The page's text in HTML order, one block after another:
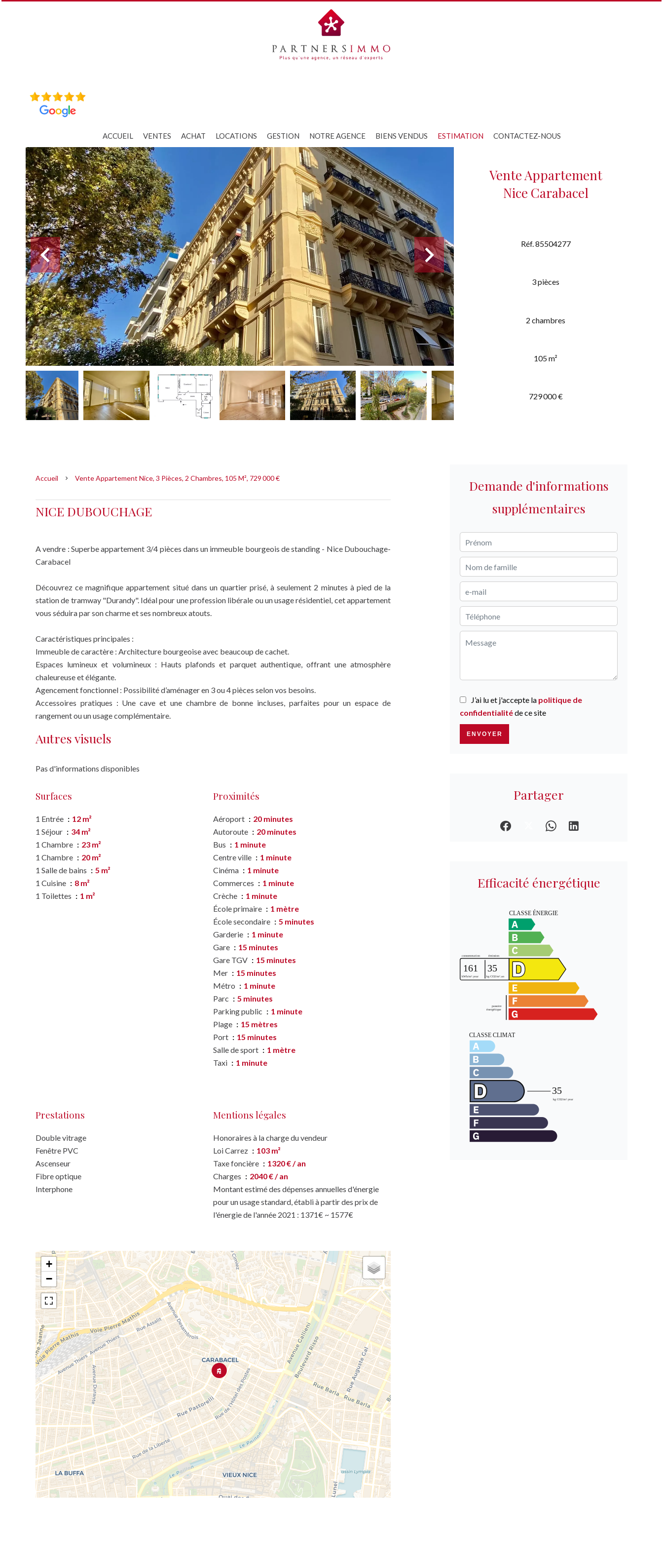
ACCUEIL VENTES ACHAT LOCATIONS GESTION NOTRE AGENCE BIENS VENDUS ESTIMATION CONTACTEZ-NOUS
Vente Appartement
Nice Carabacel
Réf. 85504277
3 pièces
2 chambres
105 m²
729 000 €
Accueil Vente Appartement Nice, 3 Pièces, 2 Chambres, 105 M², 729 000 €
NICE DUBOUCHAGE
A vendre : Superbe appartement 3/4 pièces dans un immeuble bourgeois de standing - Nice Dubouchage-
Carabacel
Découvrez ce magnifique appartement situé dans un quartier prisé, à seulement 2 minutes à pied de la
station de tramway "Durandy". Idéal pour une profession libérale ou un usage résidentiel, cet appartement
vous séduira par son charme et ses nombreux atouts.
Caractéristiques principales :
Immeuble de caractère : Architecture bourgeoise avec beaucoup de cachet.
Espaces lumineux et volumineux : Hauts plafonds et parquet authentique, offrant une atmosphère
chaleureuse et élégante.
Agencement fonctionnel : Possibilité d’aménager en 3 ou 4 pièces selon vos besoins.
Accessoires pratiques : Une cave et une chambre de bonne incluses, parfaites pour un espace de
rangement ou un usage complémentaire.
Autres visuels
Pas d'informations disponibles
Surfaces
1 Entrée
12 m²
1 Séjour
34 m²
1 Chambre
23 m²
1 Chambre
20 m²
1 Salle de bains
5 m²
1 Cuisine
8 m²
1 Toilettes
1 m²
Proximités
Aéroport
20 minutes
Autoroute
20 minutes
Bus
1 minute
Centre ville
1 minute
Cinéma
1 minute
Commerces
1 minute
Crèche
1 minute
École primaire
1 mètre
École secondaire
5 minutes
Garderie
1 minute
Gare
15 minutes
Gare TGV
15 minutes
Mer
15 minutes
Métro
1 minute
Parc
5 minutes
Parking public
1 minute
Plage
15 mètres
Port
15 minutes
Salle de sport
1 mètre
Taxi
1 minute
Prestations
Double vitrage
Fenêtre PVC
Ascenseur
Fibre optique
Interphone
Mentions légales
Honoraires à la charge du vendeur
Loi Carrez
103 m²
Taxe foncière
1320 € / an
Charges
2040 € / an
Montant estimé des dépenses annuelles d'énergie
pour un usage standard, établi à partir des prix de
l'énergie de l'année 2021 : 1371€ ~ 1577€
+
−
Demande d'informations
supplémentaires
J’ai lu et j'accepte la politique de
confidentialitéde ce site
ENVOYER
Partager
Efficacité énergétique